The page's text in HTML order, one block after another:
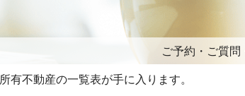
ご予約・ご質
有不動産の一覧表が手に入ります。